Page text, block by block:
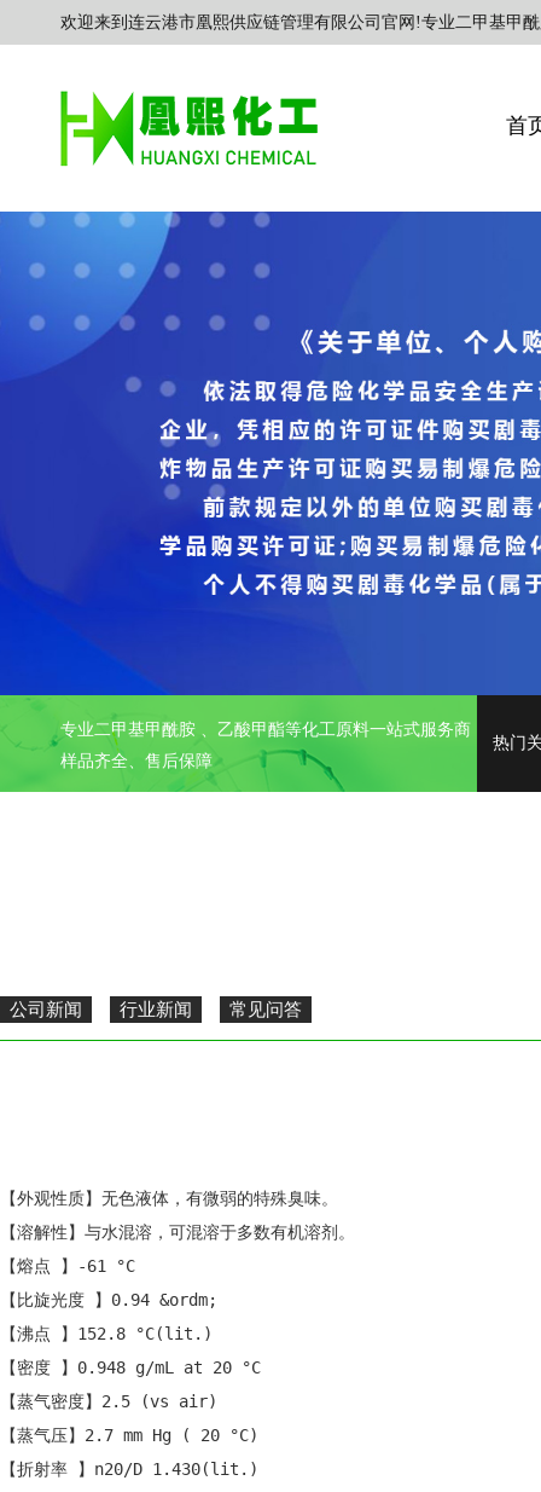
欢迎来到连云港市凰熙供应链管理有限公司官网!专业二甲基甲
首
专业二甲基甲酰胺 、乙酸甲酯等化工原料一站式服务商
样品齐全、售后保障
热门
公司新闻 行业新闻 常见问答
【外观性质】无色液体，有微弱的特殊臭味。
【溶解性】与水混溶，可混溶于多数有机溶剂。
【熔点 】-61 °C
【比旋光度 】0.94 &ordm;
【沸点 】152.8 °C(lit.)
【密度 】0.948 g/mL at 20 °C
【蒸气密度】2.5 (vs air)
【蒸气压】2.7 mm Hg ( 20 °C)
【折射率 】n20/D 1.430(lit.)